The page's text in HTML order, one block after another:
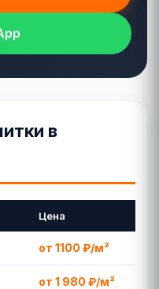
в
Цена
от 1100 ₽/м²
от 1 980 ₽/м²